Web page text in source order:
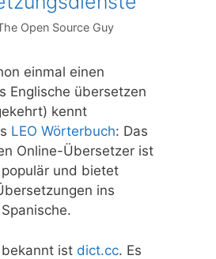
Open Source Guy
einmal einen
Englische übersetzen
kennt
LEO Wörterbuch: Das
Online-Übersetzer ist
und bietet
ins
ist dict.cc. Es